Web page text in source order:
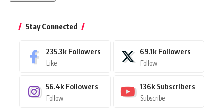
Stay Connected
235.3k Followers
Like
69.1k Followers
Follow
56.4k Followers
Follow
136k Subscribers
Subscribe